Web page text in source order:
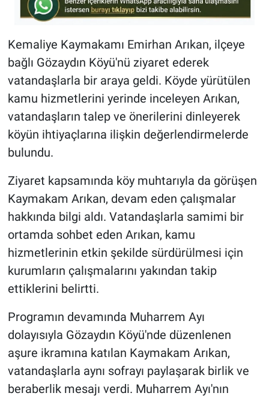
Kemaliye Kaymakamı Emirhan Arıkan, ilçeye
bağlı Gözaydın Köyü'nü ziyaret ederek
vatandaşlarla bir araya geldi. Köyde yürütülen
kamu hizmetlerini yerinde inceleyen Arıkan,
vatandaşların talep ve önerilerini dinleyerek
köyün ihtiyaçlarına ilişkin değerlendirmelerde
bulundu.
Ziyaret kapsamında köy muhtarıyla da görüşen
Kaymakam Arıkan, devam eden çalışmalar
hakkında bilgi aldı. Vatandaşlarla samimi bir
ortamda sohbet eden Arıkan, kamu
hizmetlerinin etkin şekilde sürdürülmesi için
kurumların çalışmalarını yakından takip
ettiklerini belirtti.
Programın devamında Muharrem Ayı
dolayısıyla Gözaydın Köyü'nde düzenlenen
aşure ikramına katılan Kaymakam Arıkan,
vatandaşlarla aynı sofrayı paylaşarak birlik ve
beraberlik mesajı verdi. Muharrem Ayı'nın